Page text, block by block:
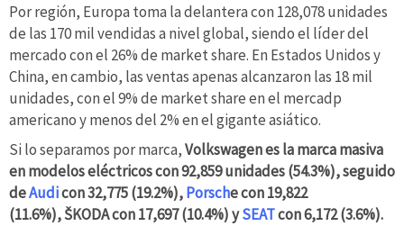
Por región, Europa toma la delantera con 128,078 unidades
de las 170 mil vendidas a nivel global, siendo el líder del
mercado con el 26% de market share. En Estados Unidos y
China, en cambio, las ventas apenas alcanzaron las 18 mil
unidades, con el 9% de market share en el mercadp
americano y menos del 2% en el gigante asiático.
Si lo separamos por marca,Volkswagen es la marca masiva
en modelos eléctricos con 92,859 unidades (54.3%), seguido
deAudicon 32,775 (19.2%),Porsche con 19,822
(11.6%), ŠKODA con 17,697 (10.4%) ySEATcon 6,172 (3.6%).